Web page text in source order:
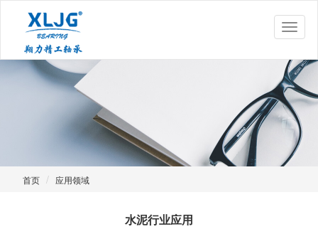
首页 应用领域
水泥行业应用